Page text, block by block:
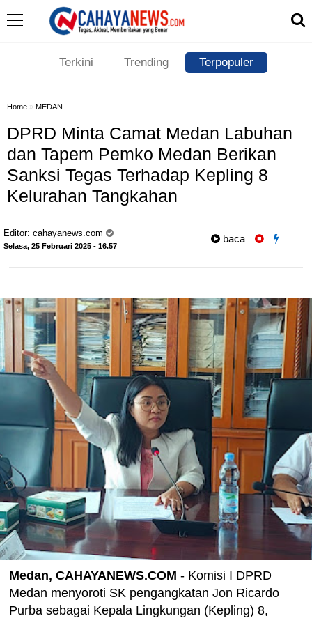
Terkini Trending Terpopuler
Home » MEDAN
DPRD Minta Camat Medan Labuhan
dan Tapem Pemko Medan Berikan
Sanksi Tegas Terhadap Kepling 8
Kelurahan Tangkahan
Editor: cahayanews.com
Selasa, 25 Februari 2025 - 16.57
baca
Medan, CAHAYANEWS.COM - Komisi I DPRD
Medan menyoroti SK pengangkatan Jon Ricardo
Purba sebagai Kepala Lingkungan (Kepling) 8,